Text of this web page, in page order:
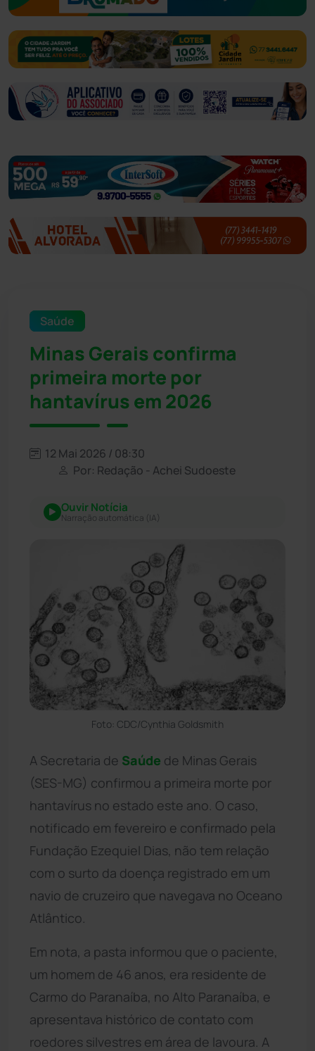
Saúde
Minas Gerais confirma
primeira morte por
hantavírus em 2026
12 Mai 2026 / 08:30
Por: Redação - Achei Sudoeste
Ouvir Notícia
Narração automática (IA)
Foto: CDC/Cynthia Goldsmith
A Secretaria de Saúde de Minas Gerais
(SES-MG) confirmou a primeira morte por
hantavírus no estado este ano. O caso,
notificado em fevereiro e confirmado pela
Fundação Ezequiel Dias, não tem relação
com o surto da doença registrado em um
navio de cruzeiro que navegava no Oceano
Atlântico.
Em nota, a pasta informou que o paciente,
um homem de 46 anos, era residente de
Carmo do Paranaíba, no Alto Paranaíba, e
apresentava histórico de contato com
roedores silvestres em área de lavoura. A